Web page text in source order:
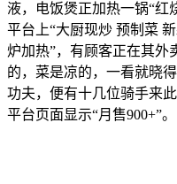
液，电饭煲正加热一锅“红
平台上“大厨现炒 预制菜
炉加热”，有顾客正在其外
的，菜是凉的，一看就晓
功夫，便有十几位骑手来
平台页面显示“月售900+”。